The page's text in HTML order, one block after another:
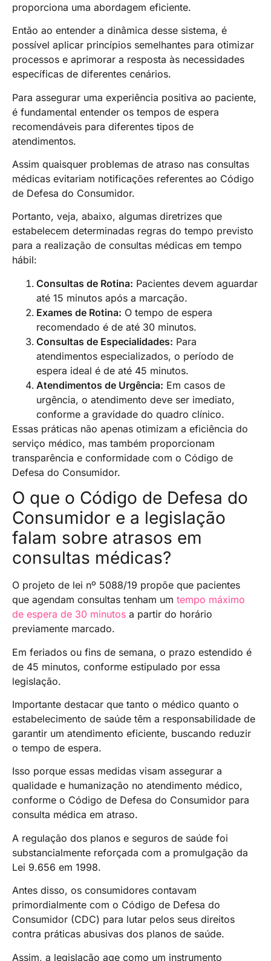
proporciona uma abordagem eficiente.
Então ao entender a dinâmica desse sistema, é
possível aplicar princípios semelhantes para otimizar
processos e aprimorar a resposta às necessidades
específicas de diferentes cenários.
Para assegurar uma experiência positiva ao paciente,
é fundamental entender os tempos de espera
recomendáveis para diferentes tipos de
atendimentos.
Assim quaisquer problemas de atraso nas consultas
médicas evitariam notificações referentes ao Código
de Defesa do Consumidor.
Portanto, veja, abaixo, algumas diretrizes que
estabelecem determinadas regras do tempo previsto
para a realização de consultas médicas em tempo
hábil:
Consultas de Rotina: Pacientes devem aguardar
até 15 minutos após a marcação.
Exames de Rotina: O tempo de espera
recomendado é de até 30 minutos.
Consultas de Especialidades: Para
atendimentos especializados, o período de
espera ideal é de até 45 minutos.
Atendimentos de Urgência: Em casos de
urgência, o atendimento deve ser imediato,
conforme a gravidade do quadro clínico.
Essas práticas não apenas otimizam a eficiência do
serviço médico, mas também proporcionam
transparência e conformidade com o Código de
Defesa do Consumidor.
O que o Código de Defesa do
Consumidor e a legislação
falam sobre atrasos em
consultas médicas?
O projeto de lei nº 5088/19 propõe que pacientes
que agendam consultas tenham um tempo máximo
de espera de 30 minutos a partir do horário
previamente marcado.
Em feriados ou fins de semana, o prazo estendido é
de 45 minutos, conforme estipulado por essa
legislação.
Importante destacar que tanto o médico quanto o
estabelecimento de saúde têm a responsabilidade de
garantir um atendimento eficiente, buscando reduzir
o tempo de espera.
Isso porque essas medidas visam assegurar a
qualidade e humanização no atendimento médico,
conforme o Código de Defesa do Consumidor para
consulta médica em atraso.
A regulação dos planos e seguros de saúde foi
substancialmente reforçada com a promulgação da
Lei 9.656 em 1998.
Antes disso, os consumidores contavam
primordialmente com o Código de Defesa do
Consumidor (CDC) para lutar pelos seus direitos
contra práticas abusivas dos planos de saúde.
Assim, a legislação age como um instrumento